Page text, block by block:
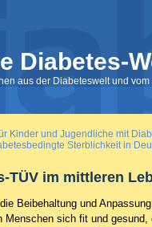
Diabetes-
aus der Diabeteswelt und
Kinder und Jugendliche mit
Sterblichkeit in
TÜV im mittleren
Beibehaltung und
Menschen sich fit und gesund,